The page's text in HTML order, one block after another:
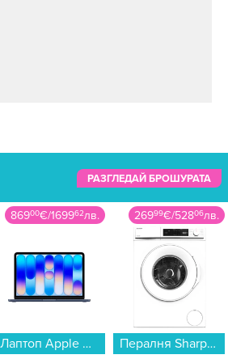
РАЗГЛЕДАЙ БРОШУРАТА
86900€/169962лв.
Лаптоп Apple MacBook Neo 13" 512GB Indigo mhfg4 , 13.00 , 512 , 8 , Apple A18 Pro 5 Core GPU , Apple A18 Pro 6 Core , Mac OS...
26999€/52806лв.
Пералня Sharp ES-NFA7121WD , 1200 об./мин., 7.00 kg, D , Бял...